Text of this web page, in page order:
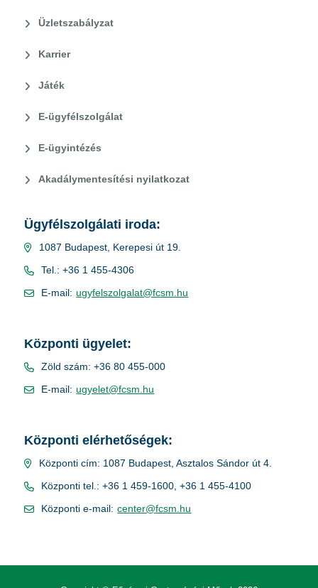
Üzletszabályzat
Karrier
Játék
E-ügyfélszolgálat
E-ügyintézés
Akadálymentesítési nyilatkozat
Ügyfélszolgálati iroda:
1087 Budapest, Kerepesi út 19.
Tel.: +36 1 455-4306
E-mail: ugyfelszolgalat@fcsm.hu
Központi ügyelet:
Zöld szám: +36 80 455-000
E-mail: ugyelet@fcsm.hu
Központi elérhetőségek:
Központi cím: 1087 Budapest, Asztalos Sándor út 4.
Központi tel.: +36 1 459-1600, +36 1 455-4100
Központi e-mail: center@fcsm.hu